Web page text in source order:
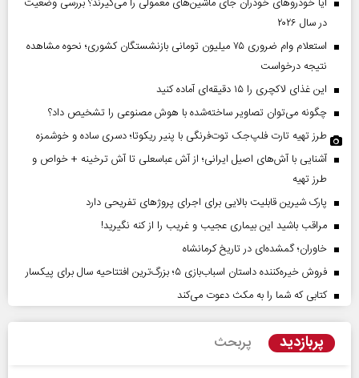
در سال ۲۰۲۶
استعلام وام ضروری ۷۵ میلیون تومانی بازنشستگان کشوری؛ نحوه مشاهده
نتیجه درخواست
این غذای لاکچری را ۱۵ دقیقه‌ای آماده کنید
چگونه می‌توان تصاویر ساخته‌شده با هوش مصنوعی را تشخیص داد؟
طرز تهیه تارت فلپ‌جک توت‌فرنگی با پنیر ریکوتا؛ دسری ساده و خوشمزه
آشنایی با آش‌های اصیل ایرانی؛ از آش عباسعلی تا آش ترخینه + خواص و
طرز تهیه
پارک شیرین قابلیت‌ بالایی برای اجرای پروژهای تفریحی دارد
مراقب باشید این بیماری عجیب و غریب را از کنه نگیرید!
خاوران؛ گمشده‌ای در تاریخ کرمانشاه
فروش خیره‌کننده داستان اسباب‌بازی ۵؛ بزرگ‌ترین افتتاحیه سال برای پیکسار
کتابی که شما را به مکث دعوت می‌کند
پربازدید پربحث